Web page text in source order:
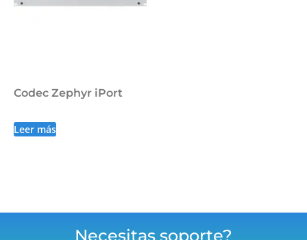
Codec Zephyr iPort
Leer más
Necesitas soporte?